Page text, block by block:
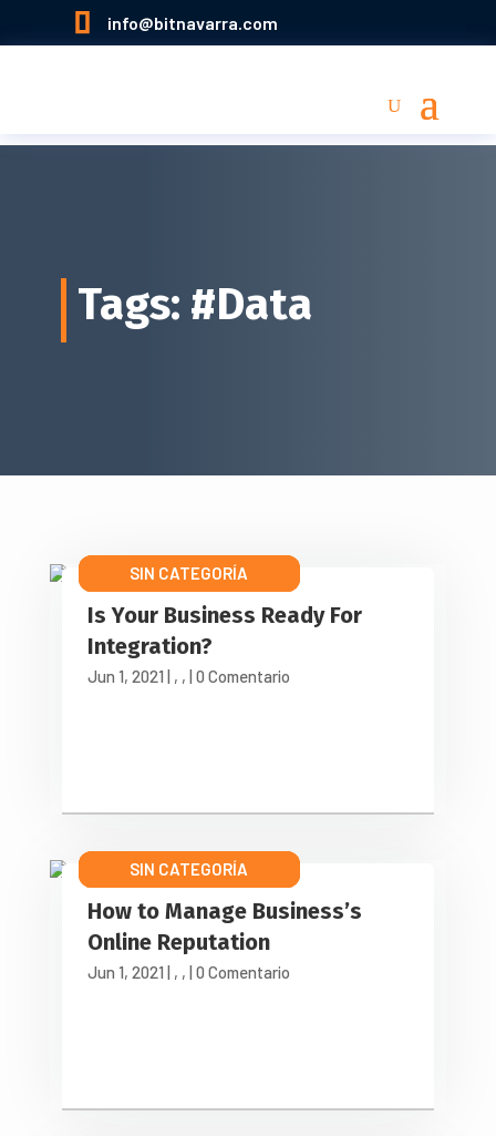
 info@bitnavarra.com
Tags: #Data
Is Your Business Ready For
Integration?
Jun 1, 2021 |
LATEST NEWS
,
OUR BLOG
,
SIN CATEGORÍA
| 0 Comentario
How to Manage Business’s
Online Reputation
Jun 1, 2021 |
LATEST NEWS
,
ONLINE REPUTATION
,
SIN CATEGORÍA
| 0 Comentario